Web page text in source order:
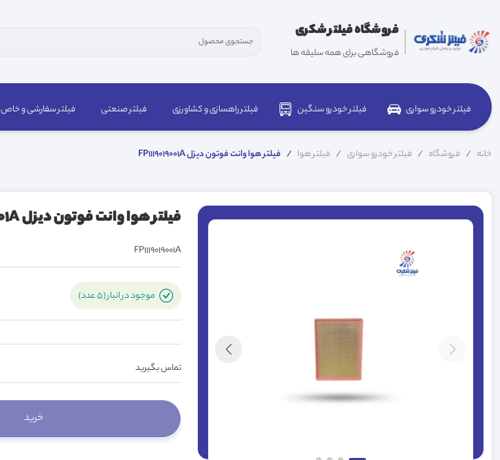
فروشگاه فیلتر شکری
فروشگاهی برای همه سلیقه ها
فیلتر خودرو سواری فیلتر خودرو سنگین فیلتر راهسازی و کشاورزی فیلتر صنعتی فیلتر سفارشی و خاص
خانه فروشگاه فیلتر خودرو سواری فیلتر هوا فیلتر هوا وانت فوتون دیزل FP1119019001A
فیلتر هوا وانت فوتون دیزل FP1119019001A
FP1119019001A
موجود در انبار (5 عدد)
تماس بگیرید